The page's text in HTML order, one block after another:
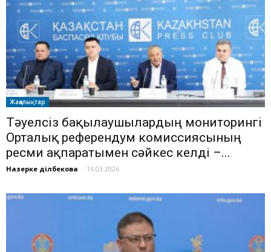
Жаңалықтар
Тәуелсіз бақылаушылардың мониторингі
Орталық референдум комиссиясының
ресми ақпаратымен сәйкес келді –...
Назерке Әділбекова - 16.03.2026